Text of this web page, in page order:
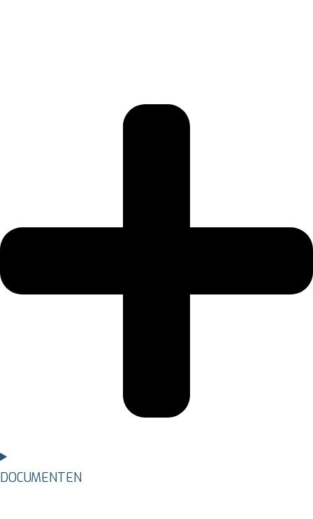
DOCUMENTEN